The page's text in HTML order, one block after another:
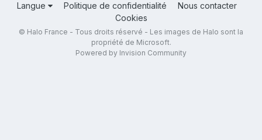
Langue Politique de confidentialité
Nous contacter
Cookies
© Halo France - Tous droits réservé - Les images de Halo sont la
propriété de Microsoft.
Powered by Invision Community